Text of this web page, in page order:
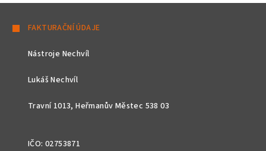
FAKTURAČNÍ ÚDAJE
Nástroje Nechvíl
Lukáš Nechvíl
Travní 1013, Heřmanův Městec 538 03
IČO: 02753871